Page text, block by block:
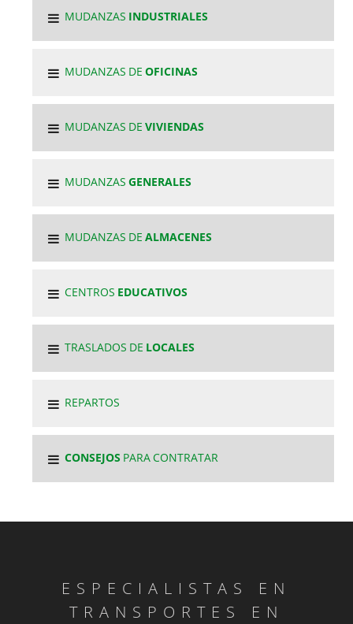
MUDANZAS INDUSTRIALES
MUDANZAS DEOFICINAS
MUDANZAS DEVIVIENDAS
MUDANZASGENERALES
MUDANZAS DEALMACENES
CENTROS EDUCATIVOS
TRASLADOS DE LOCALES
REPARTOS
CONSEJOS PARA CONTRATAR
ESPECIALISTAS EN
TRANSPORTES EN